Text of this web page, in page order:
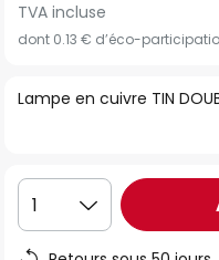
beginning
of
images
Lampe en cuivre TIN
TVA incluse
dont 0.13 € d’éco-
1